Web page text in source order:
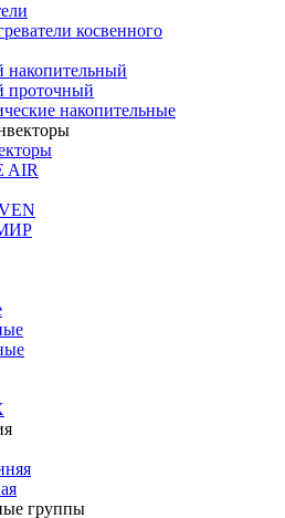
косвенного
накопительный
проточный
накопительные
AIR